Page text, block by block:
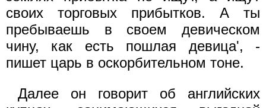
своих торговых прибытков. А ты
пребываешь в своем девическом
чину, как есть пошлая девица', -
пишет царь в оскорбительном тоне.
Далее он говорит об английских